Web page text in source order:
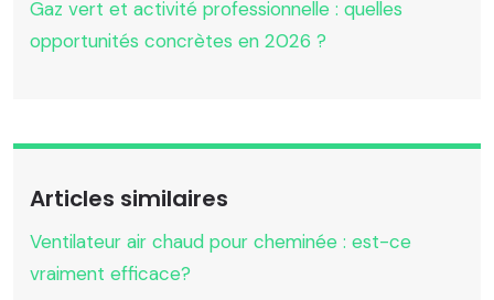
Gaz vert et activité professionnelle : quelles
opportunités concrètes en 2026 ?
Articles similaires
Ventilateur air chaud pour cheminée : est-ce
vraiment efficace?